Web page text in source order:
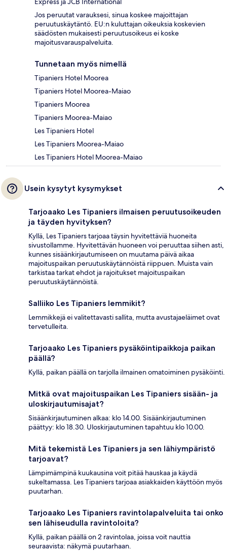
Jos peruutat varauksesi, sinua koskee majoittajan
peruutuskäytäntö. EU:n kuluttajan oikeuksia koskevien
säädösten mukaisesti peruutusoikeus ei koske
majoitusvarauspalveluita.
Tunnetaan myös nimellä
Tipaniers Hotel Moorea
Tipaniers Hotel Moorea-Maiao
Tipaniers Moorea
Tipaniers Moorea-Maiao
Les Tipaniers Hotel
Les Tipaniers Moorea-Maiao
Les Tipaniers Hotel Moorea-Maiao
Usein kysytyt kysymykset
Tarjoaako Les Tipaniers ilmaisen peruutusoikeuden
ja täyden hyvityksen?
Kyllä, Les Tipaniers tarjoaa täysin hyvitettäviä huoneita
sivustollamme. Hyvitettävän huoneen voi peruuttaa siihen asti,
kunnes sisäänkirjautumiseen on muutama päivä aikaa
majoituspaikan peruutuskäytännöistä riippuen. Muista vain
tarkistaa tarkat ehdot ja rajoitukset majoituspaikan
peruutuskäytännöistä.
Salliiko Les Tipaniers lemmikit?
Lemmikkejä ei valitettavasti sallita, mutta avustajaeläimet ovat
tervetulleita.
Tarjoaako Les Tipaniers pysäköintipaikkoja paikan
päällä?
Kyllä, paikan päällä on tarjolla ilmainen omatoiminen pysäköinti.
Mitkä ovat majoituspaikan Les Tipaniers sisään- ja
uloskirjautumisajat?
Sisäänkirjautuminen alkaa: klo 14.00. Sisäänkirjautuminen
päättyy: klo 18.30. Uloskirjautuminen tapahtuu klo 10.00.
Mitä tekemistä Les Tipaniers ja sen lähiympäristö
tarjoavat?
Lämpimämpinä kuukausina voit pitää hauskaa ja käydä
sukeltamassa. Les Tipaniers tarjoaa asiakkaiden käyttöön myös
puutarhan.
Tarjoaako Les Tipaniers ravintolapalveluita tai onko
sen lähiseudulla ravintoloita?
Kyllä, paikan päällä on 2 ravintolaa, joissa voit nauttia
seuraavista: näkymä puutarhaan.